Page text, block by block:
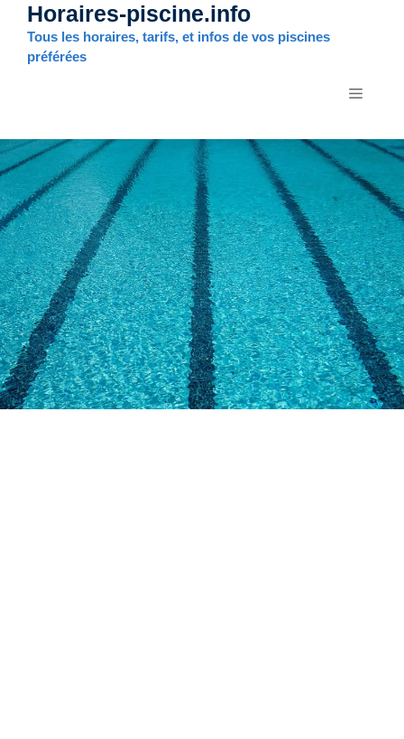
Aller
contenu
Horaires-piscine.info
Tous les horaires, tarifs, et infos de vos piscines
préférées
MENU